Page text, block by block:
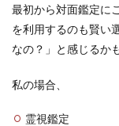
最初から対面鑑定に
を利用するのも賢い
なの？」と感じるか
私の場合、
霊視鑑定